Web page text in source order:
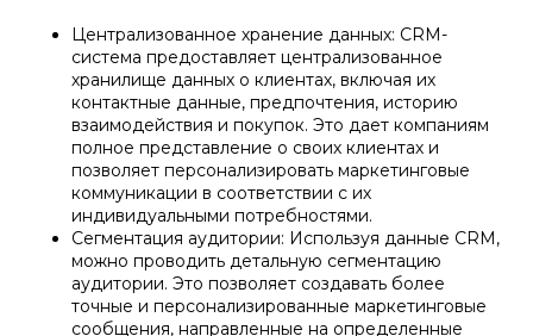
Централизованное хранение данных: CRM-
система предоставляет централизованное
хранилище данных о клиентах, включая их
контактные данные, предпочтения, историю
взаимодействия и покупок. Это дает компаниям
полное представление о своих клиентах и
позволяет персонализировать маркетинговые
коммуникации в соответствии с их
индивидуальными потребностями.
Сегментация аудитории: Используя данные CRM,
можно проводить детальную сегментацию
аудитории. Это позволяет создавать более
точные и персонализированные маркетинговые
сообщения, направленные на определенные